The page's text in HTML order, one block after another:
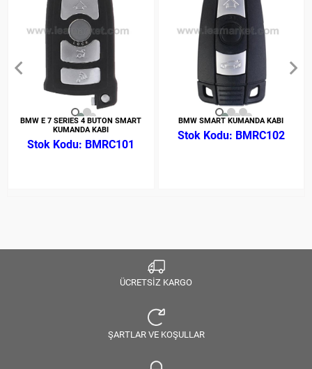
BMW E 7 SERIES 4 BUTON SMART
KUMANDA KABI
BMRC101
BMW SMART KUMANDA KABI
BMRC102
ÜCRETSİZ KARGO
ŞARTLAR VE KOŞULLAR